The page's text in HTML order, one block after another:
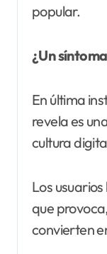
popular.
¿Un
En última
revela es
cultura
Los
que
convierten